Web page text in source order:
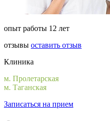
опыт работы 12 лет
отзывы оставить отзыв
Клиника
м. Пролетарская
м. Таганская
Записаться на прием